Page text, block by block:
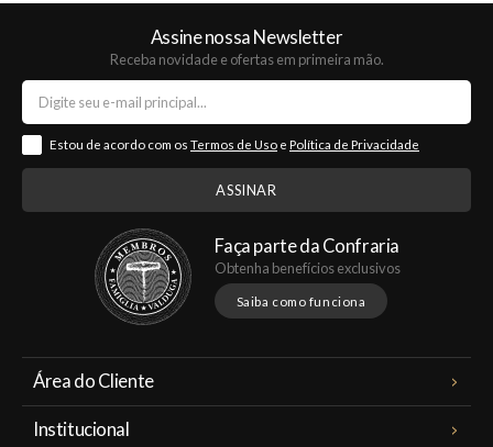
Assine nossa Newsletter
Receba novidade e ofertas em primeira mão.
Estou de acordo com os Termos de Uso e Política de Privacidade
Faça parte da Confraria
Obtenha benefícios exclusivos
Saiba como funciona
Área do Cliente
Institucional